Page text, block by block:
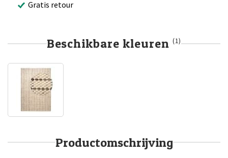
Gratis retour
Beschikbare kleuren (1)
Productomschrijving